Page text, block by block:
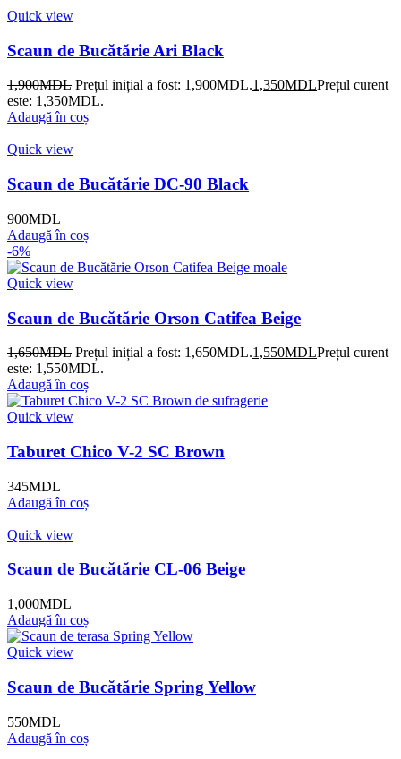
Quick view
Scaun de Bucătărie Ari Black
1,900MDL Prețul inițial a fost: 1,900MDL.1,350MDLPrețul curent
este: 1,350MDL.
Adaugă în coș
Quick view
Scaun de Bucătărie DC-90 Black
900MDL
Adaugă în coș
-6%
Quick view
Scaun de Bucătărie Orson Catifea Beige
1,650MDL Prețul inițial a fost: 1,650MDL.1,550MDLPrețul curent
este: 1,550MDL.
Adaugă în coș
Quick view
Taburet Chico V-2 SC Brown
345MDL
Adaugă în coș
Quick view
Scaun de Bucătărie CL-06 Beige
1,000MDL
Adaugă în coș
Quick view
Scaun de Bucătărie Spring Yellow
550MDL
Adaugă în coș